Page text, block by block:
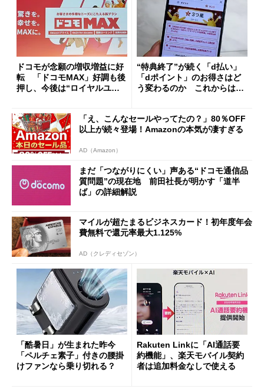
ドコモが念願の増収増益に好
転 「ドコモMAX」好調も後
押し、今後は“ロイヤルユー
“特典終了”が続く「d払い」
「dポイント」のお得さはど
う変わるのか これからは
「え、こんなセールやってたの？」80％OFF
以上が続々登場！Amazonの本気が凄すぎる
AD（Amazon）
まだ「つながりにくい」声ある“ドコモ通信品
質問題”の現在地 前田社長が明かす「道半
ば」の詳細解説
マイルが超たまるビジネスカード！初年度年会
費無料で還元率最大1.125%
AD（クレディセゾン）
「酷暑日」が生まれた昨今
「ペルチェ素子」付きの腰掛
けファンなら乗り切れる？
Rakuten Linkに「AI通話要
約機能」、楽天モバイル契約
者は追加料金なしで使える